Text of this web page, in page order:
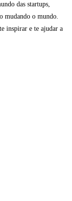
das startups,
mudando o mundo.
inspirar e te ajudar a